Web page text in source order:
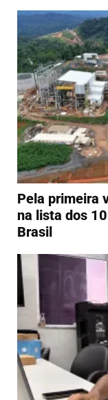
Pela primeira
na lista dos
Brasil